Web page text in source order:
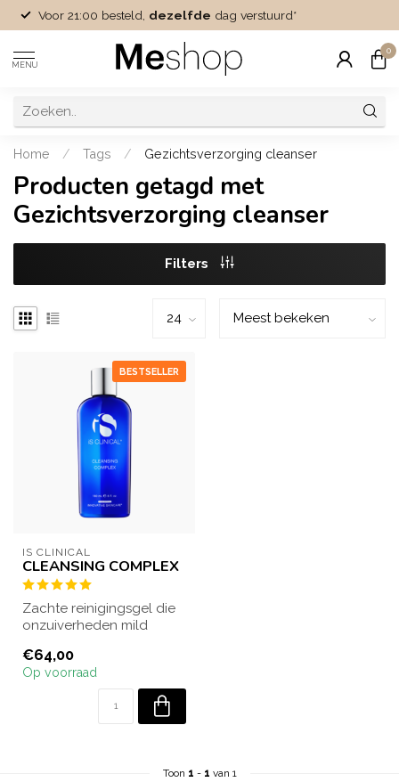
Voor 21:00 besteld, dezelfde dag verstuurd*
MENU
0
Home / Tags / Gezichtsverzorging cleanser
Producten getagd met
Gezichtsverzorging cleanser
Filters
BESTSELLER
IS CLINICAL
CLEANSING COMPLEX
Zachte reinigingsgel die
onzuiverheden mild
verfrist. Gesc...
€64,00
Op voorraad
Toon 1 - 1 van 1